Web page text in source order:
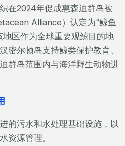
在2024年促成惠森迪群岛被
Alliance）认定为“鲸鱼
地区作为全球重要观鲸目的地
密尔顿岛支持鲸类保护教育、
群岛范围内与海洋野生动物进
的污水和水处理基础设施，以
资源管理。